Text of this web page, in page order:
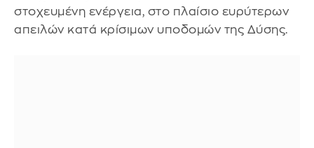
στοχευμένη ενέργεια, στο πλαίσιο ευρύτερων
απειλών κατά κρίσιμων υποδομών της Δύσης.